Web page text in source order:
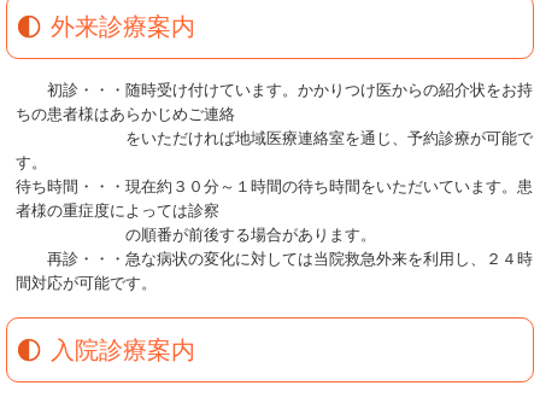
外来診療案内
初診・・・随時受け付けています。かかりつけ医からの紹介状をお持
ちの患者様はあらかじめご連絡
をいただければ地域医療連絡室を通じ、予約診療が可能で
す。
待ち時間・・・現在約３０分～１時間の待ち時間をいただいています。患
者様の重症度によっては診察
の順番が前後する場合があります。
再診・・・急な病状の変化に対しては当院救急外来を利用し、２４時
間対応が可能です。
入院診療案内